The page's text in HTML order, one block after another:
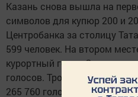
Казань снова вышла на
символов для купюр 200 и
Центробанка за столицу
599 человек. На втором
курортный город Сочи, за
голосов. Тройку лидеров
265 760 голосами.